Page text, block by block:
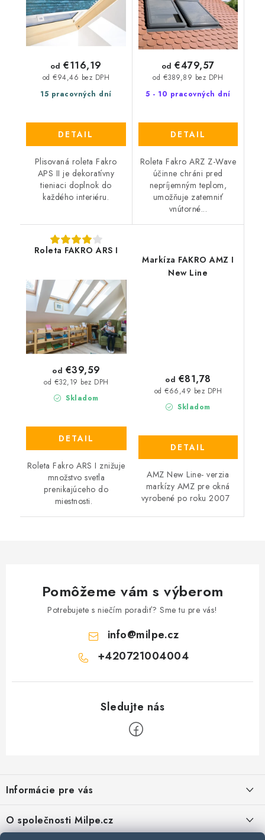
15 pracovných dní
od €94,46 bez DPH
od €116,19
DETAIL
Plisovaná roleta Fakro
APS II je dekoratívny
tieniaci doplnok do
každého interiéru.
5 - 10 pracovných dní
od €389,89 bez DPH
od €479,57
DETAIL
Roleta Fakro ARZ Z-Wave
účinne chráni pred
nepríjemným teplom,
umožňuje zatemniť
vnútorné...
Roleta FAKRO ARS I
Skladom
od €32,19 bez DPH
od €39,59
DETAIL
Roleta Fakro ARS I znižuje
množstvo svetla
prenikajúceho do
miestnosti.
Markíza FAKRO AMZ I
New Line
Skladom
od €66,49 bez DPH
od €81,78
DETAIL
AMZ New Line- verzia
markízy AMZ pre okná
vyrobené po roku 2007
Pomôžeme vám s výberom
Potrebujete s niečím poradiť? Sme tu pre vás!
info@milpe.cz
+420721004004
p
ä
t
Informácie pre vás
Zásady používania súborov cookie
O společnosti Milpe.cz